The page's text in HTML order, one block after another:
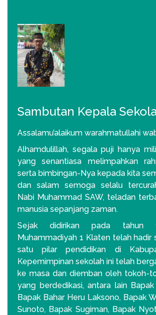
Sambutan Kepala
Assalamu’alaikum warahmatullahi
Alhamdulillah, segala puji hanya
yang senantiasa melimpahkan
serta bimbingan-Nya kepada kita
dan salam semoga selalu
Nabi Muhammad SAW, teladan
manusia sepanjang zaman.
Sejak didirikan pada tahun
Muhammadiyah 1 Klaten telah hadir
satu pilar pendidikan di
Kepemimpinan sekolah ini telah
ke masa dan diemban oleh tokoh-
yang berdedikasi, antara lain
Bapak Bahar Heru Laksono, Bapak
Sunoto, Bapak Sugiman, Bapak